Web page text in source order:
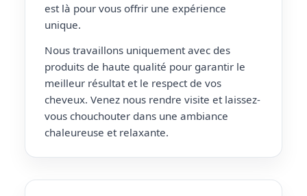
est là pour vous offrir une expérience
unique.
Nous travaillons uniquement avec des
produits de haute qualité pour garantir le
meilleur résultat et le respect de vos
cheveux. Venez nous rendre visite et laissez-
vous chouchouter dans une ambiance
chaleureuse et relaxante.